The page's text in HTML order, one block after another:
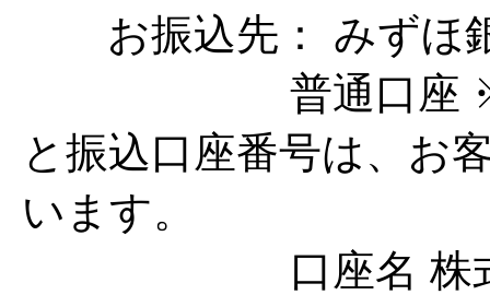
お振込先： みず
普通口座
と振込口座番号は、お
います。
口座名 株式会